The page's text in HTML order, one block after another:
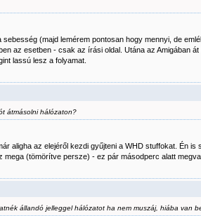
(majd lemérem pontosan hogy mennyi, de
az esetben - csak az írási oldal. Utána az Amigában
lassú lesz a folyamat.
átmásolni hálózaton?
aligha az elejéről kezdi gyűjteni a WHD stuffokat. Én is
(tömörítve persze) - ez pár másodperc alatt
állandó jelleggel hálózatot ha nem muszáj, hiába van